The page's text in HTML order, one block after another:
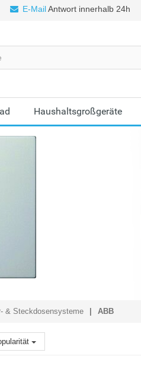
E-MailAntwort innerhalb 24h
Haushaltsgroßgeräte
& Steckdosensysteme ABB